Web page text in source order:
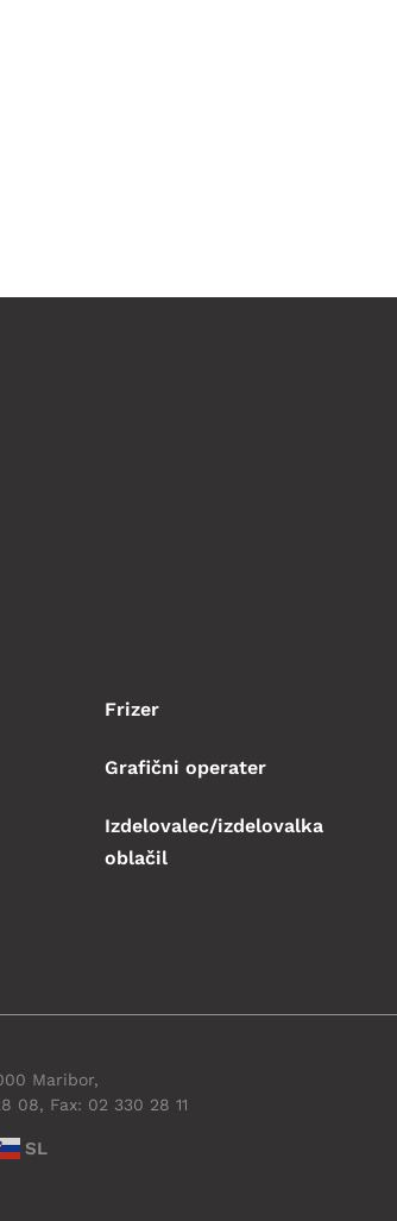
Frizer
Grafični operater
Izdelovalec/izdelovalka
oblačil
Maribor,
08, Fax: 02 330 28 11
SL